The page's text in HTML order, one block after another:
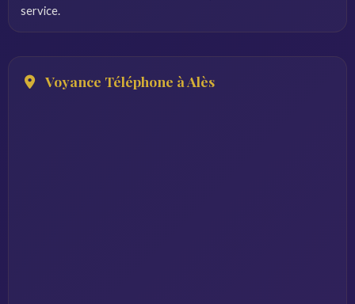
service.
Voyance Téléphone à Alès